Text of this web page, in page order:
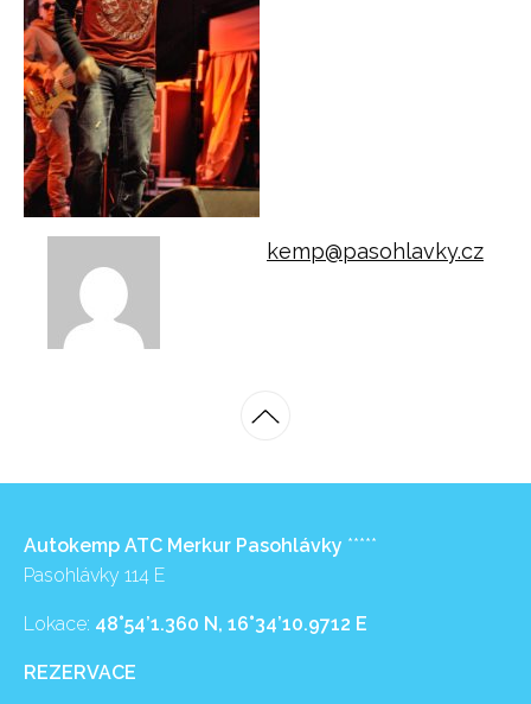
kemp@pasohlavky.cz
Autokemp ATC Merkur Pasohlávky *****
Pasohlávky 114 E
Lokace: 48°54’1.360 N, 16°34’10.9712 E
REZERVACE